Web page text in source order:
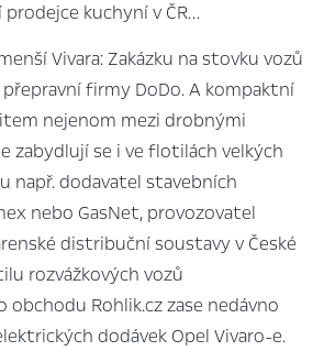
prodejce kuchyní v ČR…
Vivara: Zakázku na stovku vozů
přepravní firmy DoDo. A kompaktní
nejenom mezi drobnými
zabydlují se i ve flotilách velkých
např. dodavatel stavebních
nebo GasNet, provozovatel
distribuční soustavy v České
rozvážkových vozů
Rohlik.cz zase nedávno
dodávek Opel Vivaro-e.